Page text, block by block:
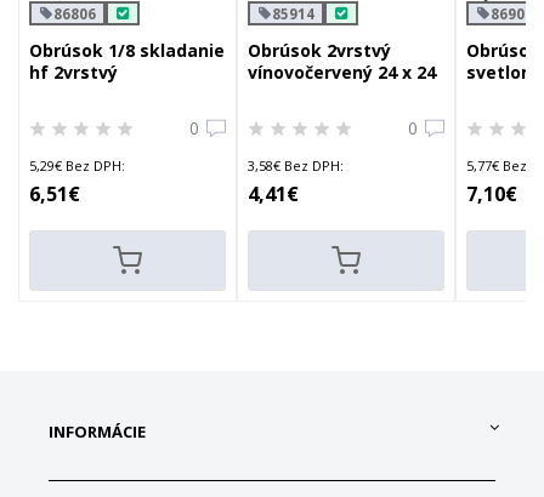
86806
Obrúsok 1/8 skladanie
hf 2vrstvý
0
5,29€ Bez DPH:
6,51€
85914
Obrúsok 2vrstvý
vínovočervený 24 x 24
0
3,58€ Bez DPH:
4,41€
86907
5,77€ Bez
7,10€
INFORMÁCIE